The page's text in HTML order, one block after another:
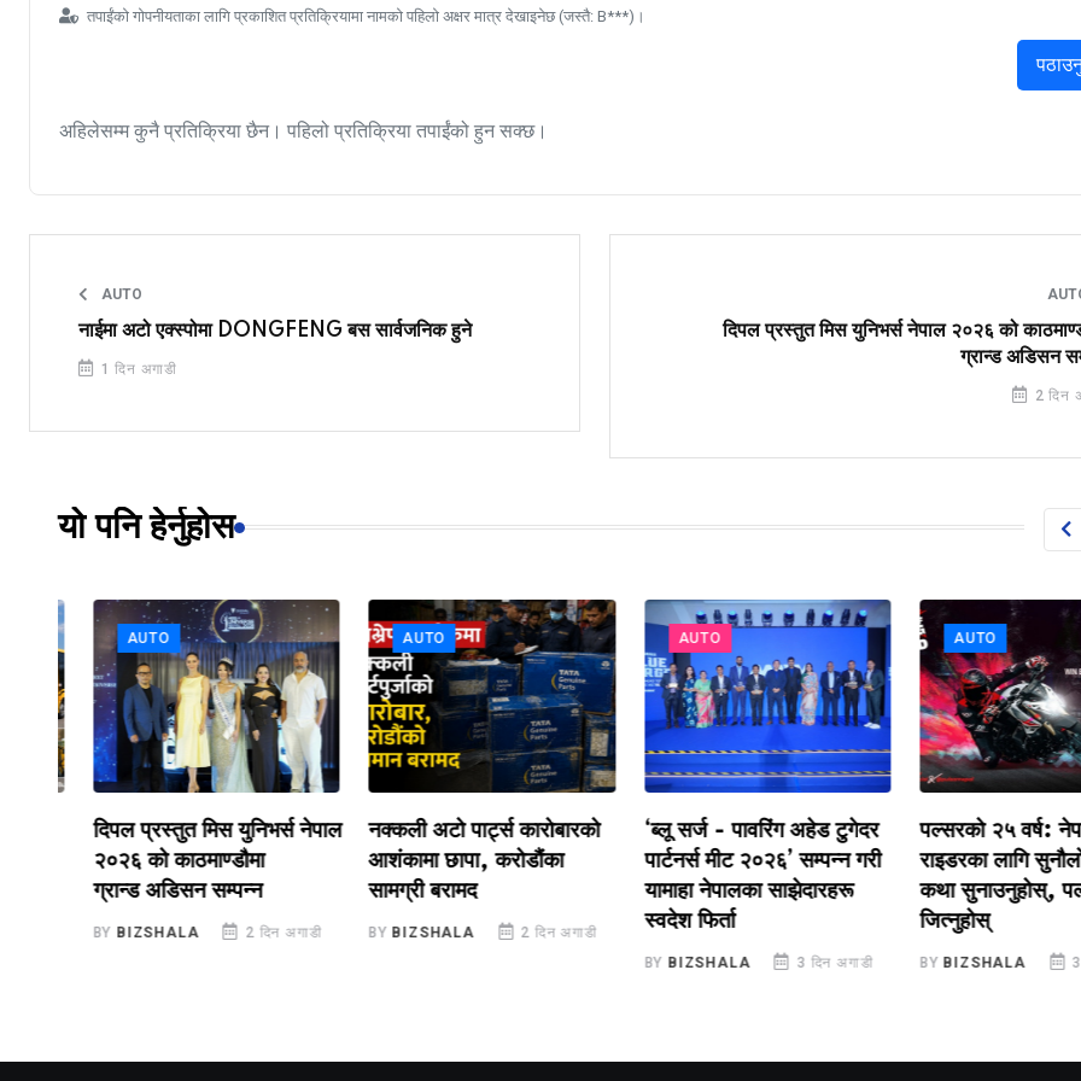
तपाईंको गोपनीयताका लागि प्रकाशित प्रतिक्रियामा नामको पहिलो अक्षर मात्र देखाइनेछ (जस्तै: B***)।
अहिलेसम्म कुनै प्रतिक्रिया छैन। पहिलो प्रतिक्रिया तपाईंको हुन सक्छ।
AUTO
नाईमा अटो एक्स्पोमा DONGFENG बस सार्वजनिक हुने
1 दिन अगाडी
दिपल प्रस्तुत मिस युनिभर्स नेपाल २०२६ को
ग्रान्ड अडिसन
2 दिन
यो पनि हेर्नुहोस
AUTO
दिपल प्रस्तुत मिस युनिभर्स नेपाल
२०२६ को काठमाण्डौमा
ग्रान्ड अडिसन सम्पन्न
BIZSHALA 2 दिन अगाडी
AUTO
नक्कली अटो पार्ट्स कारोबारको
आशंकामा छापा, करोडौंका
सामग्री बरामद
BIZSHALA 2 दिन अगाडी
AUTO
‘ब्लू सर्ज - पावरिंग अहेड टुगेदर
पार्टनर्स मीट २०२६’ सम्पन्न गरी
यामाहा नेपालका साझेदारहरू
स्वदेश फिर्ता
BIZSHALA 3 दिन अगाडी
AUTO
पल्सरको २५ वर्ष: नेपाली
राइडरका लागि सुनौलो
कथा सुनाउनुहोस्, पल्सर
जित्नुहोस्
BIZSHALA 3 दिन